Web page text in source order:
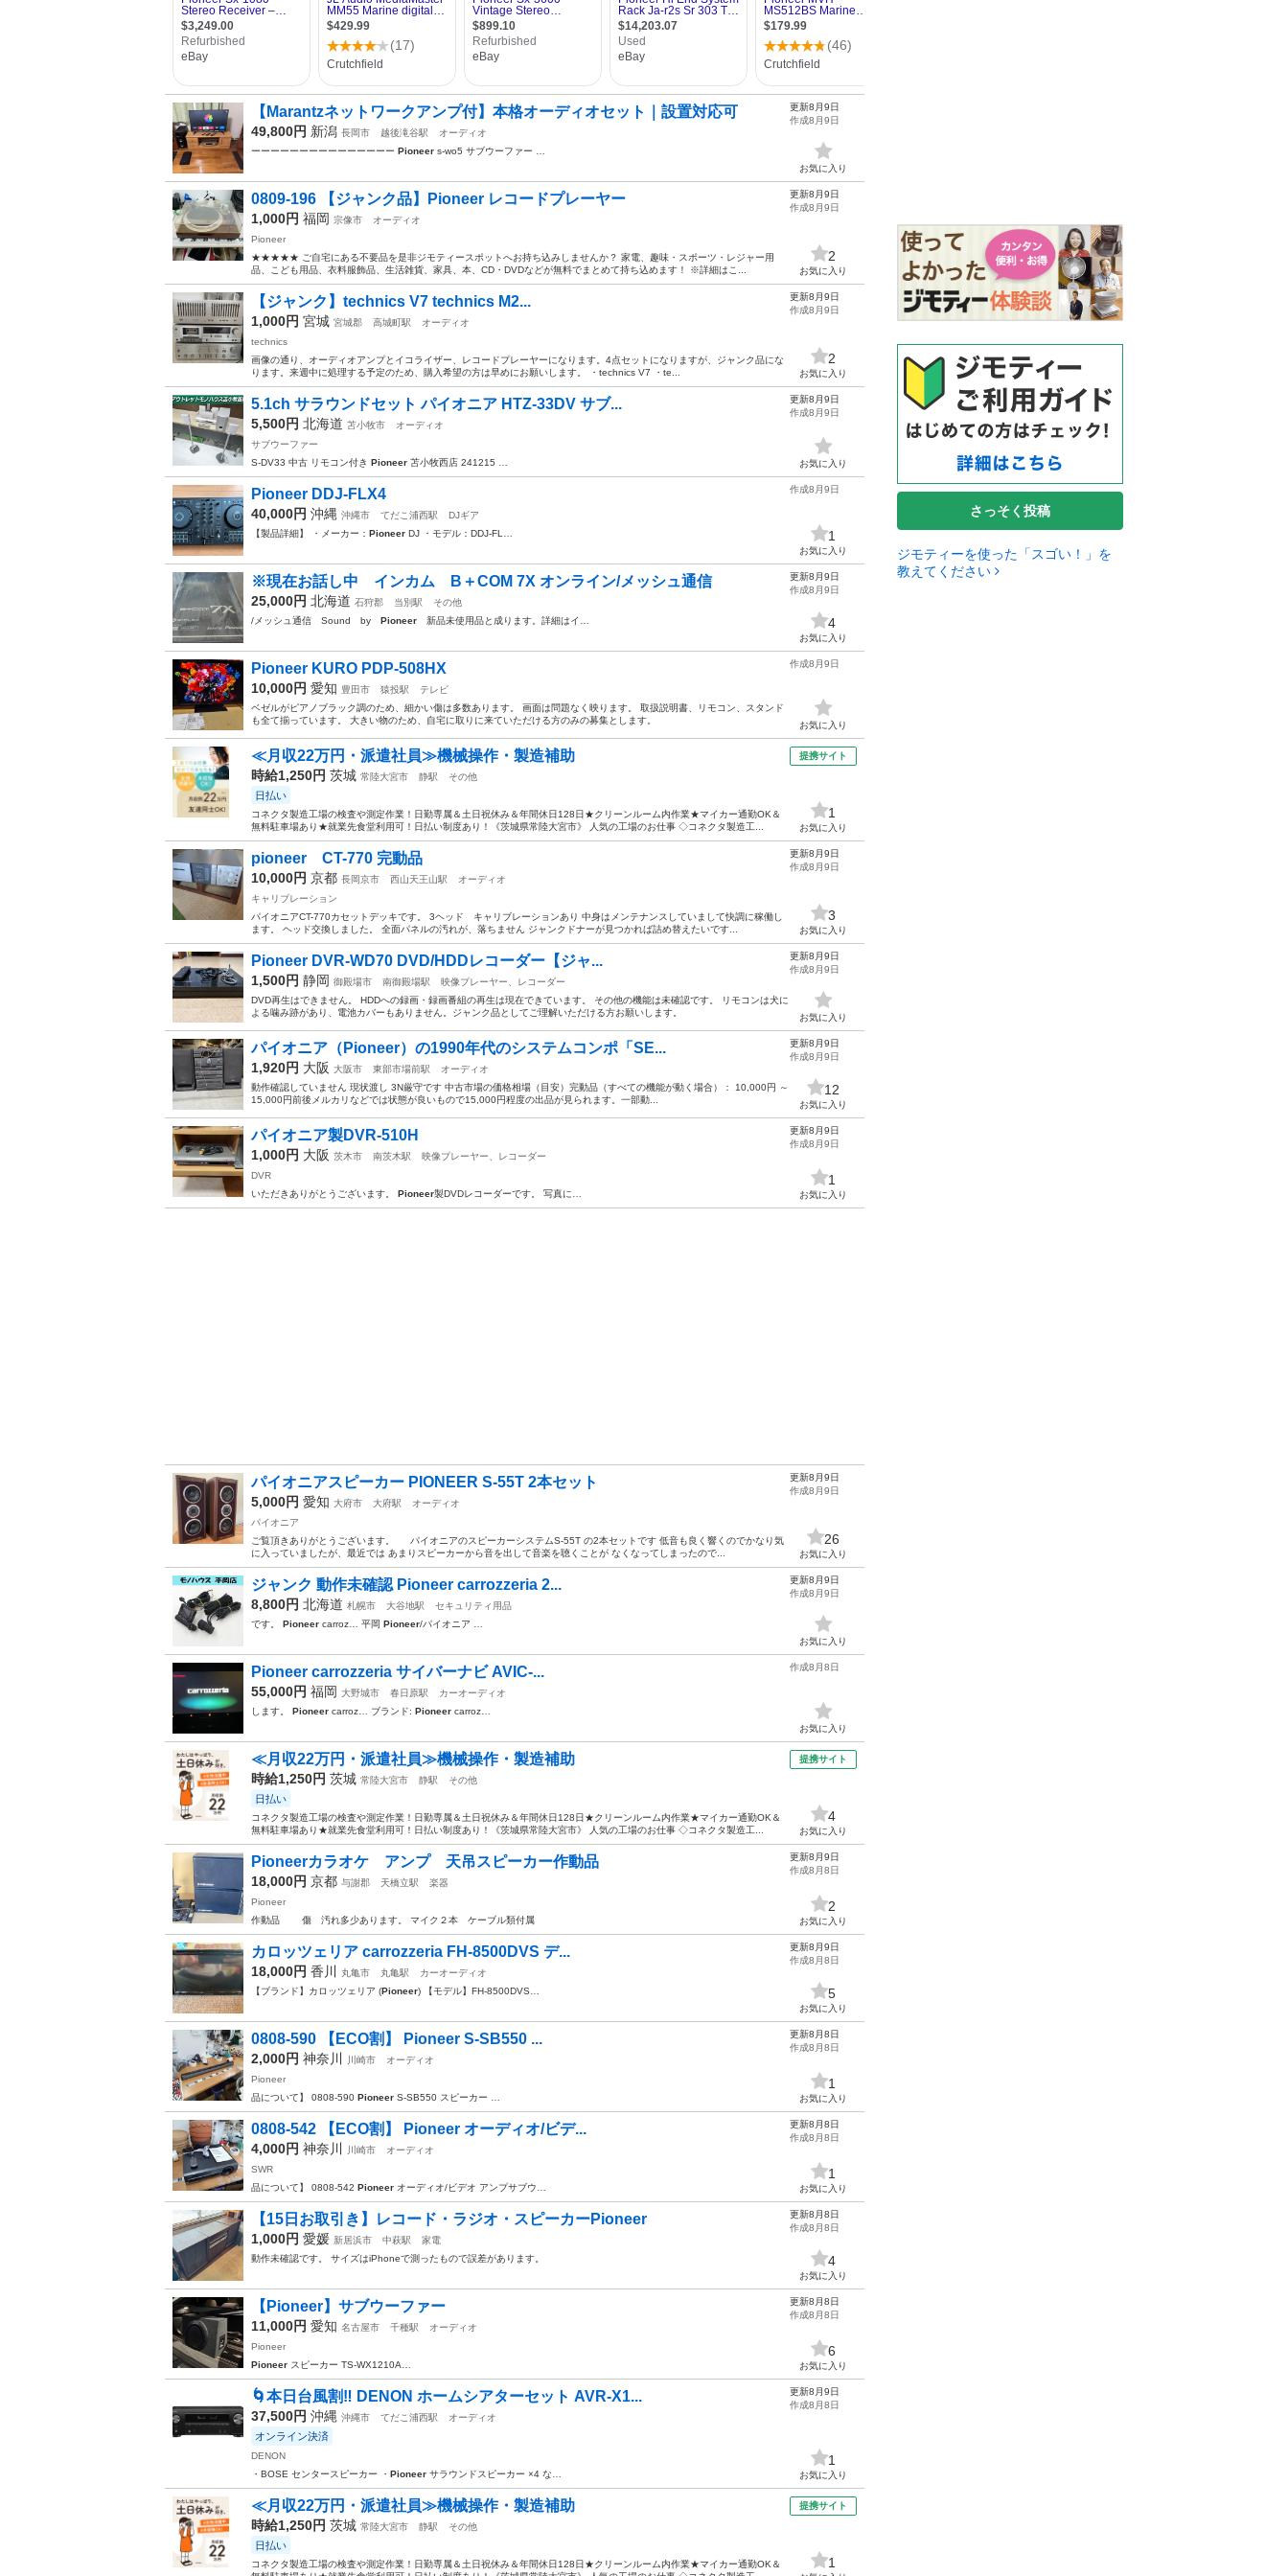
【Marantzネットワークアンプ付】本格オーディオセット｜設置対応可
49,800円 新潟 長岡市 越後滝谷駅
オーディオ
ーーーーーーーーーーーーーーー Pioneer s-wo5 サブウーファー …
更新8月9日
作成8月9日
お気に入り
0809-196 【ジャンク品】Pioneer レコードプレーヤー
1,000円 福岡 宗像市
オーディオ
Pioneer
★★★★★ ご自宅にある不要品を是非ジモティースポットへお持ち込みしませんか？ 家電、趣味・スポーツ・レジャー用
品、こども用品、衣料服飾品、生活雑貨、家具、本、CD・DVDなどが無料でまとめて持ち込めます！ ※詳細はこ...
更新8月9日
作成8月9日
2
お気に入り
【ジャンク】technics V7 technics M2...
1,000円 宮城 宮城郡 高城町駅
オーディオ
technics
画像の通り、オーディオアンプとイコライザー、レコードプレーヤーになります。4点セットになりますが、ジャンク品にな
ります。来週中に処理する予定のため、購入希望の方は早めにお願いします。 ・technics V7 ・te...
更新8月9日
作成8月9日
2
お気に入り
5.1ch サラウンドセット パイオニア HTZ-33DV サブ...
5,500円 北海道 苫小牧市
オーディオ
サブウーファー
S-DV33 中古 リモコン付き Pioneer 苫小牧西店 241215 …
更新8月9日
作成8月9日
お気に入り
Pioneer DDJ-FLX4
40,000円 沖縄 沖縄市 てだこ浦西駅
DJギア
【製品詳細】 ・メーカー： Pioneer DJ ・モデル：DDJ-FL…
作成8月9日
1
お気に入り
※現在お話し中 インカム B＋COM 7X オンライン/メッシュ通信
25,000円 北海道 石狩郡 当別駅
その他
/メッシュ通信 Sound by Pioneer 新品未使用品と成ります。詳細はイ…
更新8月9日
作成8月9日
4
お気に入り
Pioneer KURO PDP-508HX
10,000円 愛知 豊田市 猿投駅
テレビ
ベゼルがピアノブラック調のため、細かい傷は多数あります。 画面は問題なく映ります。 取扱説明書、リモコン、スタンド
も全て揃っています。 大きい物のため、自宅に取りに来ていただける方のみの募集とします。
作成8月9日
お気に入り
≪月収22万円・派遣社員≫機械操作・製造補助
時給1,250円 茨城 常陸大宮市 静駅 その他
日払い
コネクタ製造工場の検査や測定作業！日勤専属＆土日祝休み＆年間休日128日★クリーンルーム内作業★マイカー通勤OK＆
無料駐車場あり★就業先食堂利用可！日払い制度あり！《茨城県常陸大宮市》 人気の工場のお仕事 ◇コネクタ製造工...
提携サイト
1
お気に入り
pioneer CT-770 完動品
10,000円 京都 長岡京市 西山天王山駅
オーディオ
キャリブレーション
パイオニアCT-770カセットデッキです。 3ヘッド キャリブレーションあり 中身はメンテナンスしていまして快調に稼働し
ます。 ヘッド交換しました。 全面パネルの汚れが、落ちません ジャンクドナーが見つかれば詰め替えたいです...
更新8月9日
作成8月9日
3
お気に入り
Pioneer DVR-WD70 DVD/HDDレコーダー【ジャ...
1,500円 静岡 御殿場市 南御殿場駅
映像プレーヤー、レコーダー
DVD再生はできません。 HDDへの録画・録画番組の再生は現在できています。 その他の機能は未確認です。 リモコンは犬に
よる噛み跡があり、電池カバーもありません。ジャンク品としてご理解いただける方お願いします。
更新8月9日
作成8月9日
お気に入り
パイオニア（Pioneer）の1990年代のシステムコンポ「SE...
1,920円 大阪 大阪市 東部市場前駅
オーディオ
動作確認していません 現状渡し 3N厳守です 中古市場の価格相場（目安）完動品（すべての機能が動く場合）： 10,000円 ～
15,000円前後メルカリなどでは状態が良いもので15,000円程度の出品が見られます。一部動...
更新8月9日
作成8月9日
12
お気に入り
パイオニア製DVR-510H
1,000円 大阪 茨木市 南茨木駅
映像プレーヤー、レコーダー
DVR
いただきありがとうございます。 Pioneer製DVDレコーダーです。 写真に…
更新8月9日
作成8月9日
1
お気に入り
パイオニアスピーカー PIONEER S-55T 2本セット
5,000円 愛知 大府市 大府駅
オーディオ
パイオニア
ご覧頂きありがとうございます。 パイオニアのスピーカーシステムS-55T の2本セットです 低音も良く響くのでかなり気
に入っていましたが、最近では あまりスピーカーから音を出して音楽を聴くことが なくなってしまったので...
更新8月9日
作成8月9日
26
お気に入り
ジャンク 動作未確認 Pioneer carrozzeria 2...
8,800円 北海道 札幌市 大谷地駅
セキュリティ用品
です。 Pioneer carroz… 平岡 Pioneer/パイオニア …
更新8月9日
作成8月9日
お気に入り
Pioneer carrozzeria サイバーナビ AVIC-...
55,000円 福岡 大野城市 春日原駅
カーオーディオ
します。 Pioneer carroz… ブランド: Pioneer carroz…
作成8月8日
お気に入り
≪月収22万円・派遣社員≫機械操作・製造補助
時給1,250円 茨城 常陸大宮市 静駅 その他
日払い
コネクタ製造工場の検査や測定作業！日勤専属＆土日祝休み＆年間休日128日★クリーンルーム内作業★マイカー通勤OK＆
無料駐車場あり★就業先食堂利用可！日払い制度あり！《茨城県常陸大宮市》 人気の工場のお仕事 ◇コネクタ製造工...
提携サイト
4
お気に入り
Pioneerカラオケ アンプ 天吊スピーカー作動品
18,000円 京都 与謝郡 天橋立駅
楽器
Pioneer
作動品 傷 汚れ多少あります。 マイク２本 ケーブル類付属
更新8月9日
作成8月8日
2
お気に入り
カロッツェリア carrozzeria FH-8500DVS デ...
18,000円 香川 丸亀市 丸亀駅
カーオーディオ
【ブランド】カロッツェリア (Pioneer) 【モデル】FH-8500DVS…
更新8月9日
作成8月8日
5
お気に入り
0808-590 【ECO割】 Pioneer S-SB550 ...
2,000円 神奈川 川崎市
オーディオ
Pioneer
品について】 0808-590 Pioneer S-SB550 スピーカー …
更新8月8日
作成8月8日
1
お気に入り
0808-542 【ECO割】 Pioneer オーディオ/ビデ...
4,000円 神奈川 川崎市
オーディオ
SWR
品について】 0808-542 Pioneer オーディオ/ビデオ アンプサブウ…
更新8月8日
作成8月8日
1
お気に入り
【15日お取引き】レコード・ラジオ・スピーカーPioneer
1,000円 愛媛 新居浜市 中萩駅
家電
動作未確認です。 サイズはiPhoneで測ったもので誤差があります。
更新8月8日
作成8月8日
4
お気に入り
【Pioneer】サブウーファー
11,000円 愛知 名古屋市 千種駅
オーディオ
Pioneer
Pioneer スピーカー TS-WX1210A…
更新8月8日
作成8月8日
6
お気に入り
🌀本日台風割‼️ DENON ホームシアターセット AVR-X1...
37,500円 沖縄 沖縄市 てだこ浦西駅 オーディオ
オンライン決済
DENON
・BOSE センタースピーカー ・ Pioneer サラウンドスピーカー ×4 な…
更新8月9日
作成8月8日
1
お気に入り
≪月収22万円・派遣社員≫機械操作・製造補助
時給1,250円 茨城 常陸大宮市 静駅 その他
日払い
コネクタ製造工場の検査や測定作業！日勤専属＆土日祝休み＆年間休日128日★クリーンルーム内作業★マイカー通勤OK＆
提携サイト
1
さっそく投稿
ジモティーを使った「スゴい！」を
教えてください